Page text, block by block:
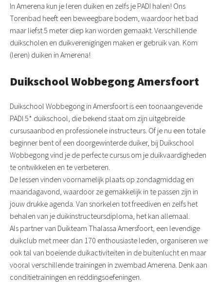
In Amerena kun je leren duiken en zelfs je PADI halen! Ons
Torenbad heeft een beweegbare bodem, waardoor het bad
maar liefst 5 meter diep kan worden gemaakt. Verschillende
duikscholen en duikverenigingen maken er gebruik van. Kom
(leren) duiken in Amerena!
Duikschool Wobbegong Amersfoort
Duikschool Wobbegong in Amersfoort is een toonaangevende
PADI 5* duikschool, die bekend staat om zijn uitgebreide
cursusaanbod en professionele instructeurs. Of je nu een totale
beginner bent of een doorgewinterde duiker, bij Duikschool
Wobbegong vind je de perfecte cursus om je duikvaardigheden
te ontwikkelen en te verbeteren.
De lessen vinden voornamelijk plaats op zondagmiddag en
maandagavond, waardoor ze gemakkelijk in te passen zijn in
jouw drukke agenda. Van snorkelen tot freediven en zelfs het
behalen van je duikinstructeursdiploma, het kan allemaal.
Als partner van Duikteam Thalassa Amersfoort, een levendige
duikclub met meer dan 170 enthousiaste leden, organiseren we
ook tal van boeiende duikactiviteiten in de buitenlucht en maar
vooral verschillende trainingen in zwembad Amerena. Denk aan
conditietrainingen en reddingsoefeningen.